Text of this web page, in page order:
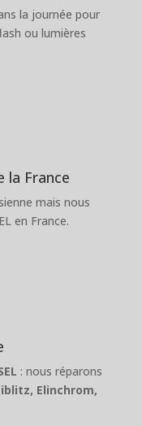
la journée pour
ou lumières
la France
mais nous
en France.
: nous réparons
Elinchrom,